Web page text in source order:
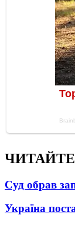
Суд обрав
Україна